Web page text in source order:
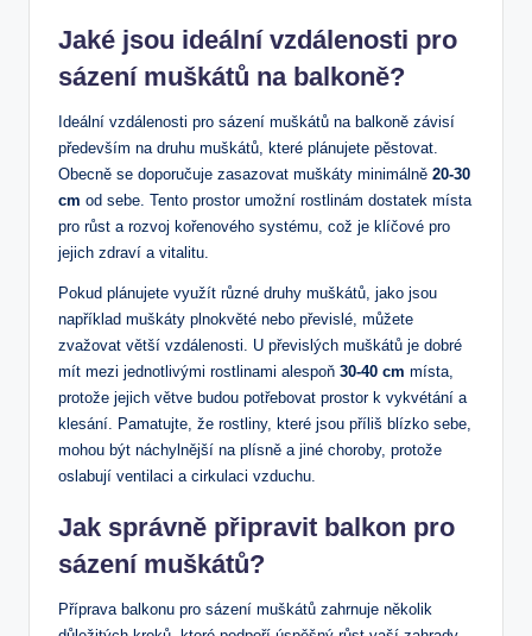
Jaké jsou ideální vzdálenosti pro
sázení muškátů na balkoně?
Ideální vzdálenosti pro sázení muškátů na balkoně závisí
především na druhu muškátů, které plánujete pěstovat.
Obecně se doporučuje zasazovat muškáty minimálně 20-30
cm od sebe. Tento prostor umožní rostlinám dostatek místa
pro růst a rozvoj kořenového systému, což je klíčové pro
jejich zdraví a vitalitu.
Pokud plánujete využít různé druhy muškátů, jako jsou
například muškáty plnokvěté nebo převislé, můžete
zvažovat větší vzdálenosti. U převislých muškátů je dobré
mít mezi jednotlivými rostlinami alespoň 30-40 cm místa,
protože jejich větve budou potřebovat prostor k vykvétání a
klesání. Pamatujte, že rostliny, které jsou příliš blízko sebe,
mohou být náchylnější na plísně a jiné choroby, protože
oslabují ventilaci a cirkulaci vzduchu.
Jak správně připravit balkon pro
sázení muškátů?
Příprava balkonu pro sázení muškátů zahrnuje několik